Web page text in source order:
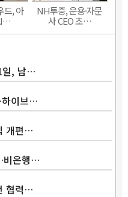
드, 아
NH투증, 운용·자문
사 CEO 초…
일, 남…
이브…
개편…
비은행…
협력…